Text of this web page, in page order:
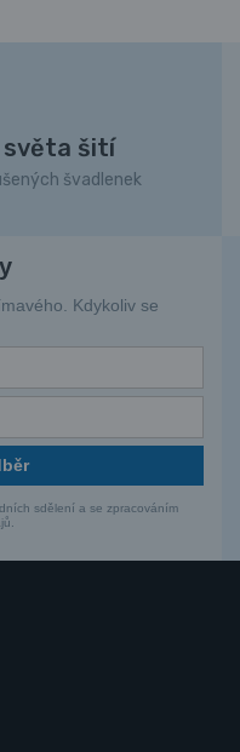
světa šití
švadlenek
Kdykoliv se
sdělení a se zpracováním